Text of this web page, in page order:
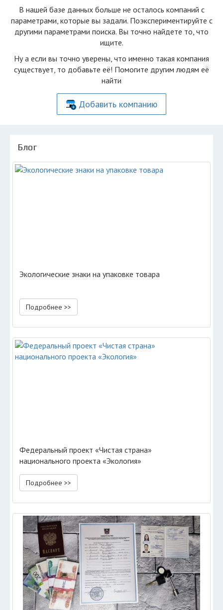
В нашей базе данных больше не осталоcь компаний с
параметрами, которые вы задали. Поэкспериментируйте с
другими параметрами поиска. Вы точно найдете то, что
ищите.
Ну а если вы точно уверены, что именно такая компания
существует, то добавьте её! Помогите другим людям её
найти
Добавить компанию
Блог
Экологические знаки на упаковке товара
Подробнее >>
Федеральный проект «Чистая страна»
национального проекта «Экология»
Подробнее >>